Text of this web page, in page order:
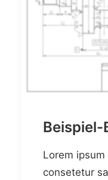
Beispiel-
Lorem
consetetur